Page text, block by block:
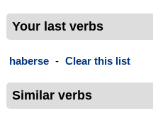
Your last verbs
haberse - Clear this list
Similar verbs